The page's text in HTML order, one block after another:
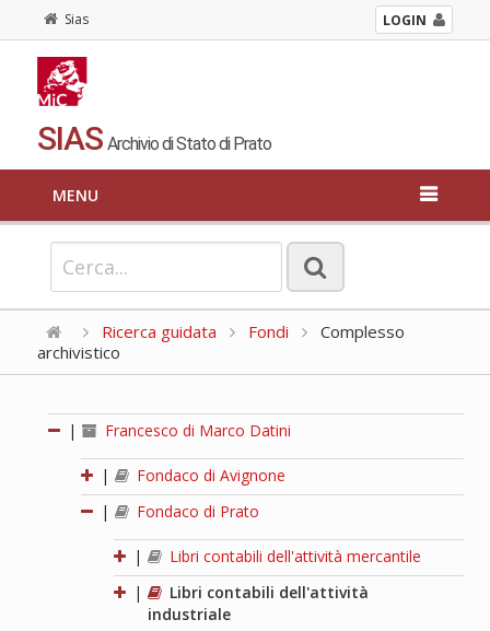
Sias LOGIN
SIAS Archivio di Stato di Prato
MENU
Ricerca guidata Fondi
Complesso
archivistico
| Francesco di Marco Datini
|
Fondaco di Avignone
|
Fondaco di Prato
|
Libri contabili dell'attività mercantile
|
Libri contabili dell'attività
industriale